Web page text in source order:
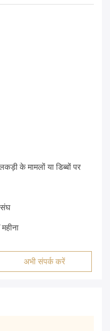
के मामलों या डिब्बों पर
संघ
अभी संपर्क करें